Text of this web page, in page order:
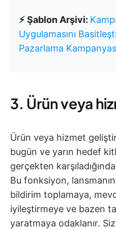
⚡ Şablon Arşivi:
Uygulamasını
Pazarlama
3. Ürün veya
Ürün veya hizmet
bugün ve yarın hedef
gerçekten
Bu fonksiyon,
bildirim toplamaya,
iyileştirmeye ve bazen
yaratmaya odaklanır.